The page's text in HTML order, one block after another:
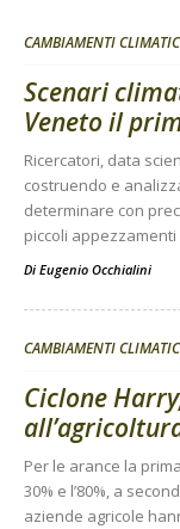
CAMBIAMENTI
Scenari
Veneto il
Ricercatori, data
costruendo e
determinare con
piccoli appezzamenti
Di Eugenio Occhialini
CAMBIAMENTI
Ciclone
Per le arance la
30% e l’80%, a
aziende agricole